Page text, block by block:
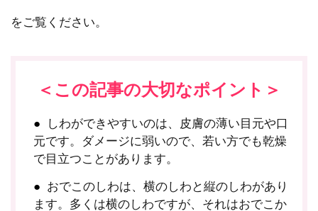
をご覧ください。
＜この記事の大切なポイント＞
しわができやすいのは、皮膚の薄い目元や口
元です。ダメージに弱いので、若い方でも乾燥
で目立つことがあります。
おでこのしわは、横のしわと縦のしわがあり
ます。多くは横のしわですが、それはおでこか